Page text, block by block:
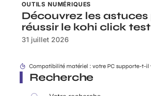
OUTILS NUMÉRIQUES
Découvrez les astuces
réussir le kohi click test
31 juillet 2026
Recherche